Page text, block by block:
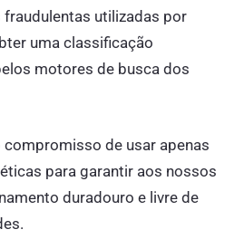
utilizadas por
uma classificação
motores de busca dos
compromisso de usar apenas
para garantir aos nossos
duradouro e livre de